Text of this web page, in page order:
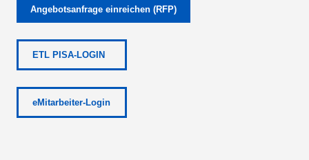
Angebotsanfrage einreichen (RFP)
ETL PISA-LOGIN
eMitarbeiter-Login